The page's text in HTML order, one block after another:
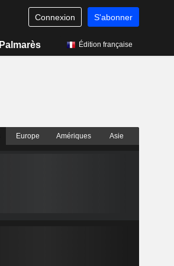
Connexion S'abonner
Palmarès Édition française
Europe Amériques Asie